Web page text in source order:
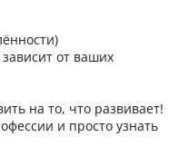
от ваших
на то, что развивает!
и просто узнать